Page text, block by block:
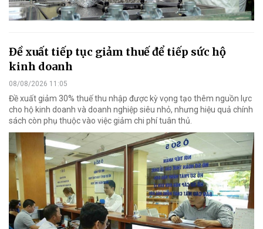
Đề xuất tiếp tục giảm thuế để tiếp sức hộ
kinh doanh
08/08/2026 11:05
Đề xuất giảm 30% thuế thu nhập được kỳ vọng tạo thêm nguồn lực
cho hộ kinh doanh và doanh nghiệp siêu nhỏ, nhưng hiệu quả chính
sách còn phụ thuộc vào việc giảm chi phí tuân thủ.